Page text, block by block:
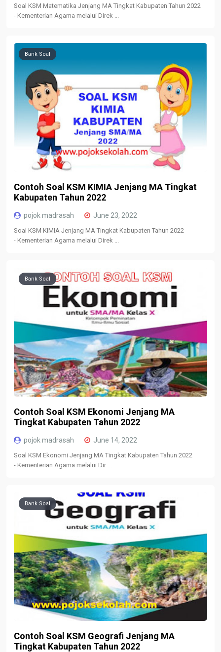
Soal KSM Matematika Jenjang MA Tingkat Kabupaten Tahun 2022
- Kementerian Agama melalui Direk ...
Bank Soal
Contoh Soal KSM KIMIA Jenjang MA Tingkat
Kabupaten Tahun 2022
pojok madrasah June 23, 2022
Soal KSM KIMIA Jenjang MA Tingkat Kabupaten Tahun 2022
- Kementerian Agama melalui Direk ...
Bank Soal
Contoh Soal KSM Ekonomi Jenjang MA
Tingkat Kabupaten Tahun 2022
pojok madrasah June 14, 2022
Soal KSM Ekonomi Jenjang MA Tingkat Kabupaten Tahun 2022
- Kementerian Agama melalui Dir ...
Bank Soal
Contoh Soal KSM Geografi Jenjang MA
Tingkat Kabupaten Tahun 2022